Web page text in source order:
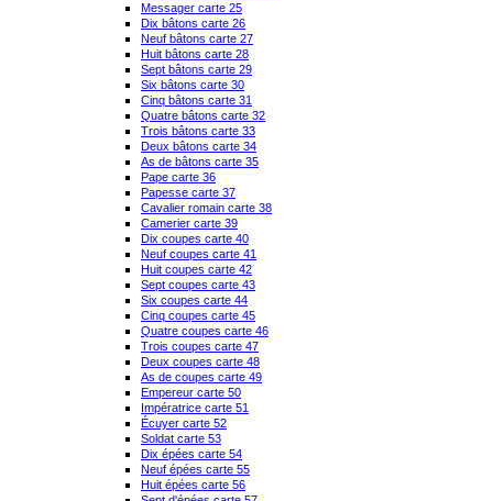
Messager carte 25
Dix bâtons carte 26
Neuf bâtons carte 27
Huit bâtons carte 28
Sept bâtons carte 29
Six bâtons carte 30
Cinq bâtons carte 31
Quatre bâtons carte 32
Trois bâtons carte 33
Deux bâtons carte 34
As de bâtons carte 35
Pape carte 36
Papesse carte 37
Cavalier romain carte 38
Camerier carte 39
Dix coupes carte 40
Neuf coupes carte 41
Huit coupes carte 42
Sept coupes carte 43
Six coupes carte 44
Cinq coupes carte 45
Quatre coupes carte 46
Trois coupes carte 47
Deux coupes carte 48
As de coupes carte 49
Empereur carte 50
Impératrice carte 51
Écuyer carte 52
Soldat carte 53
Dix épées carte 54
Neuf épées carte 55
Huit épées carte 56